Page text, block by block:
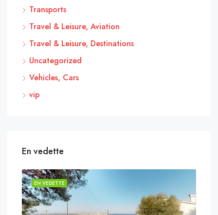
Transports
Travel & Leisure, Aviation
Travel & Leisure, Destinations
Uncategorized
Vehicles, Cars
vip
En vedette
EN VEDETTE